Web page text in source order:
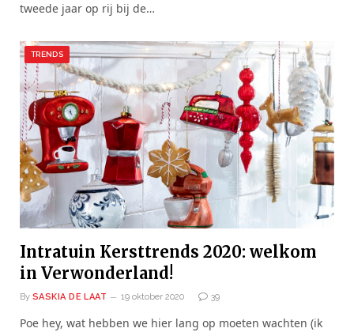
tweede jaar op rij bij de…
TRENDS
Intratuin Kersttrends 2020: welkom
in Verwonderland!
By SASKIA DE LAAT 19 oktober 2020 39
Poe hey, wat hebben we hier lang op moeten wachten (ik